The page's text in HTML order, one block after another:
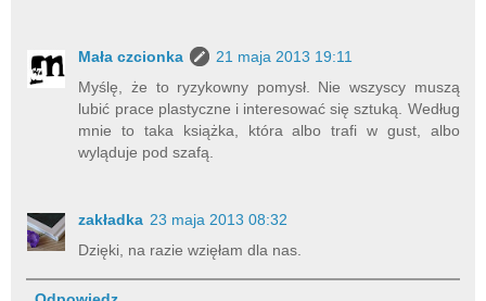
Mała czcionka
21 maja 2013 19:11
Myślę, że to ryzykowny pomysł. Nie wszyscy muszą
lubić prace plastyczne i interesować się sztuką. Według
mnie to taka książka, która albo trafi w gust, albo
wyląduje pod szafą.
zakładka 23 maja 2013 08:32
Dzięki, na razie wzięłam dla nas.